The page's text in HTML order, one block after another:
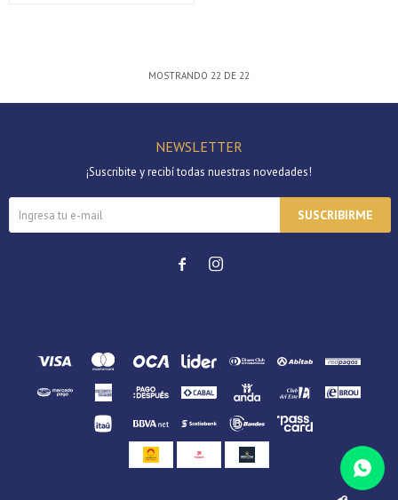
MOSTRANDO 22 DE 22
NEWSLETTER
¡Suscribite y recibí todas nuestras novedades!
SUSCRIBIRME
 